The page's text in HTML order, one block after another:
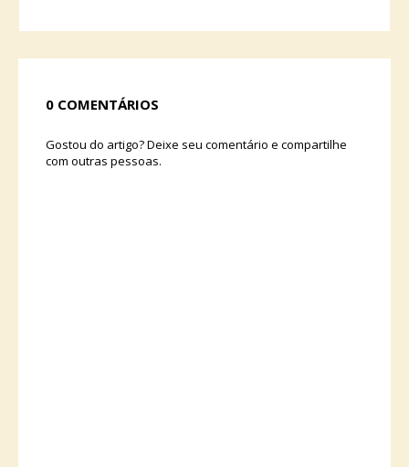
0 COMENTÁRIOS
Gostou do artigo? Deixe seu comentário e compartilhe
com outras pessoas.